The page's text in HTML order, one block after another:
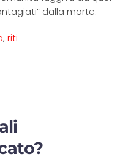
dalla morte.
, riti